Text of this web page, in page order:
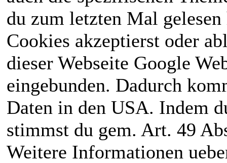
du zum letzten Mal
Cookies akzeptierst oder
dieser Webseite Google
eingebunden. Dadurch
Daten in den USA. Indem
stimmst du gem. Art. 49
Weitere Informationen